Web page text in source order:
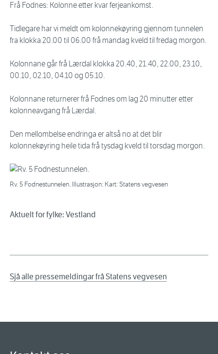
Frå Fodnes: Kolonne etter kvar ferjeankomst.
Tidlegare har vi meldt om kolonnekøyring gjennom tunnelen
fra klokka 20.00 til 06.00 frå mandag kveld til fredag morgon.
Kolonnane går frå Lærdal klokka 20.40, 21.40, 22.00, 23.10,
00.10, 02.10, 04.10 og 05.10.
Kolonnane returnerer frå Fodnes om lag 20 minutter etter
kolonneavgang frå Lærdal.
Den mellombelse endringa er altså no at det blir
kolonnekøyring heile tida frå tysdag kveld til torsdag morgon.
Rv. 5 Fodnestunnelen. Illustrasjon: Kart: Statens vegvesen
Aktuelt for fylke: Vestland
Sjå alle pressemeldingar frå Statens vegvesen